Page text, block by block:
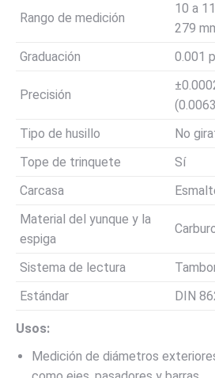
Rango de medición
10 a
279
Graduación
0.001
Precisión
Tipo de husillo
No
Tope de trinquete
Sí
Carcasa
Material del yunque y la
espiga
Sistema de lectura
Estándar
DIN
Usos:
Medición de diámetros